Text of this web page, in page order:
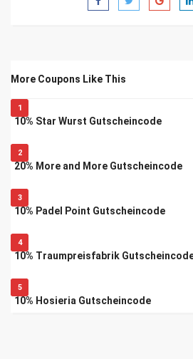
More Coupons Like This
1
10% Star Wurst Gutscheincode
2
20% More and More Gutscheincode
3
10% Padel Point Gutscheincode
4
10% Traumpreisfabrik
5
10% Hosieria Gutscheincode